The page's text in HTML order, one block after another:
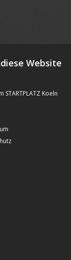
Website
STARTPLATZ Koeln